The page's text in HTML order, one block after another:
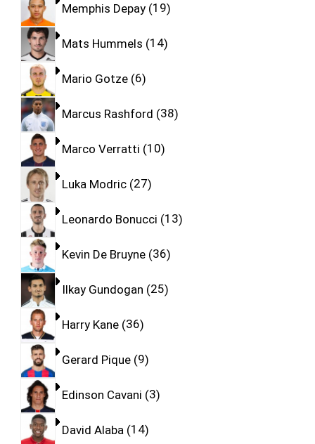
Memphis Depay 19
Mats Hummels 14
Mario Gotze 6
Marcus Rashford 38
Marco Verratti 10
Luka Modric 27
Leonardo Bonucci 13
Kevin De Bruyne 36
Ilkay Gundogan 25
Harry Kane 36
Gerard Pique 9
Edinson Cavani 3
David Alaba 14